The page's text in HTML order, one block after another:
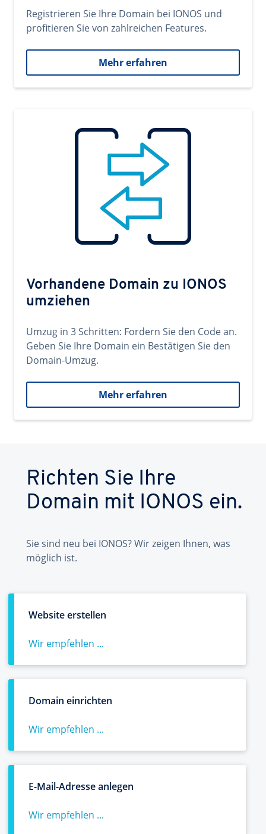
Registrieren Sie Ihre Domain bei IONOS und
profitieren Sie von zahlreichen Features.
Mehr erfahren
Vorhandene Domain zu IONOS
umziehen
Umzug in 3 Schritten: Fordern Sie den Code an.
Geben Sie Ihre Domain ein Bestätigen Sie den
Domain-Umzug.
Mehr erfahren
Richten Sie Ihre
Domain mit IONOS ein.
Sie sind neu bei IONOS? Wir zeigen Ihnen, was
möglich ist.
Website erstellen
Wir empfehlen ...
Domain einrichten
Wir empfehlen ...
E-Mail-Adresse anlegen
Wir empfehlen ...